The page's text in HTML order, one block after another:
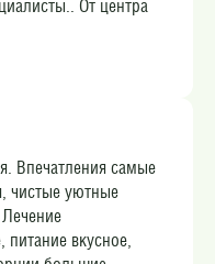
От центра
Впечатления самые
чистые уютные
вкусное,